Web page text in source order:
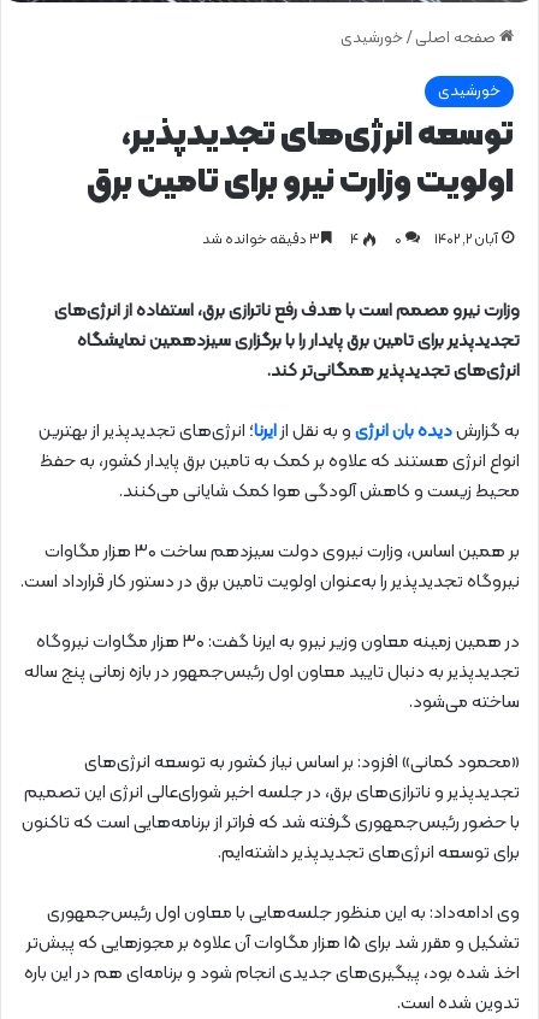
صفحه اصلی /خورشیدی
خورشیدی
توسعه انرژی‌های تجدیدپذیر،
اولویت وزارت نیرو برای تامین برق
آبان ۲, ۱۴۰۲ 0 ۴
وزارت نیرو مصمم است با هدف رفع ناترازی برق، استفاده از انرژی‌های
تجدیدپذیر برای تامین برق پایدار را با برگزاری سیزدهمین نمایشگاه
انرژی‌های تجدیدپذیر همگانی‌تر کند.
به گزارشدیده بان انرژیو به نقل ازایرنا؛ انرژی‌های تجدیدپذیر از بهترین
انواع انرژی هستند که علاوه بر کمک به تامین برق پایدار کشور، به حفظ
محیط‌ زیست و کاهش آلودگی هوا کمک شایانی می‌کنند.
بر همین اساس، وزارت نیروی دولت سیزدهم ساخت ۳۰ هزار مگاوات
نیروگاه تجدیدپذیر را به‌عنوان اولویت تامین برق در دستور کار قرارداد است.
در همین زمینه معاون وزیر نیرو به ایرنا گفت: ۳۰ هزار مگاوات نیروگاه
تجدیدپذیر به دنبال تایید معاون اول رئیس‌جمهور در بازه زمانی پنج‌ ساله
ساخته می‌شود.
«محمود کمانی» افزود: بر اساس نیاز کشور به توسعه انرژی‌های
تجدیدپذیر و ناترازی‌های برق، در جلسه اخیر شورای‌عالی انرژی این تصمیم
با حضور رئیس‌جمهوری گرفته شد که فراتر از برنامه‌هایی است که تاکنون
برای توسعه انرژی‌های تجدیدپذیر داشته‌ایم.
وی ادامه‌داد: به این منظور جلسه‌هایی با معاون اول رئیس‌جمهوری
تشکیل و مقرر شد برای ۱۵ هزار مگاوات آن علاوه بر مجوزهایی که پیش‌تر
اخذ شده بود، پیگیری‌های جدیدی انجام شود و برنامه‌ای هم در این باره
تدوین شده است.